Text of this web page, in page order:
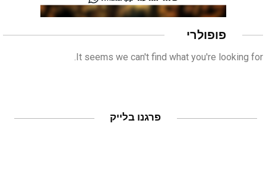
פופולרי
It seems we can't find what you're looking for.
פרגנו בלייק